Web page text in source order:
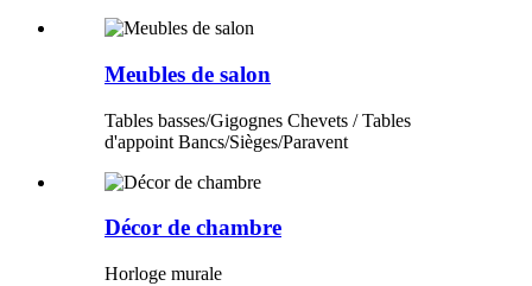
Meubles de salon
Tables basses/Gigognes Chevets / Tables
d'appoint Bancs/Sièges/Paravent
Décor de chambre
Horloge murale